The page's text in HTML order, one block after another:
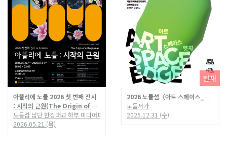
아뜰리에 노들 2026 첫 번째 전시
: 시작의 근원(The Origin of All Beginnings)
노들섬 남단 한강대교 하부 미디어파사드
2026.05.21 (목)
현재
2026 노들섬〈아트 스페이스_엣지〉
노들서가
2025.12.31 (수)